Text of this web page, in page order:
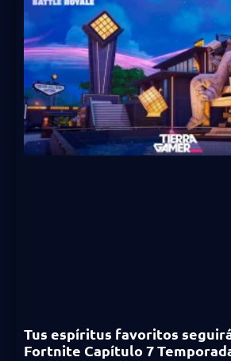
Tus espíritus favoritos
Fortnite Capítulo 7